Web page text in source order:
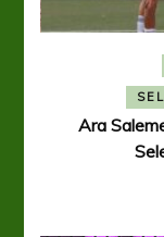
Ara